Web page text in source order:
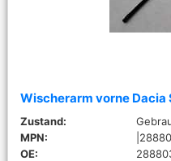
Wischerarm vorne Dacia
Zustand:
MPN:
OE: